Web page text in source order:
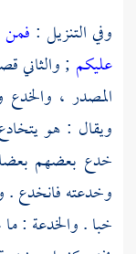
وفي التنزيل : فمن
عليكم ; والثاني
المصدر ،
ويقال : هو
خدع بعضهم
وخدعته فانخدع
خبا . والخدعة :